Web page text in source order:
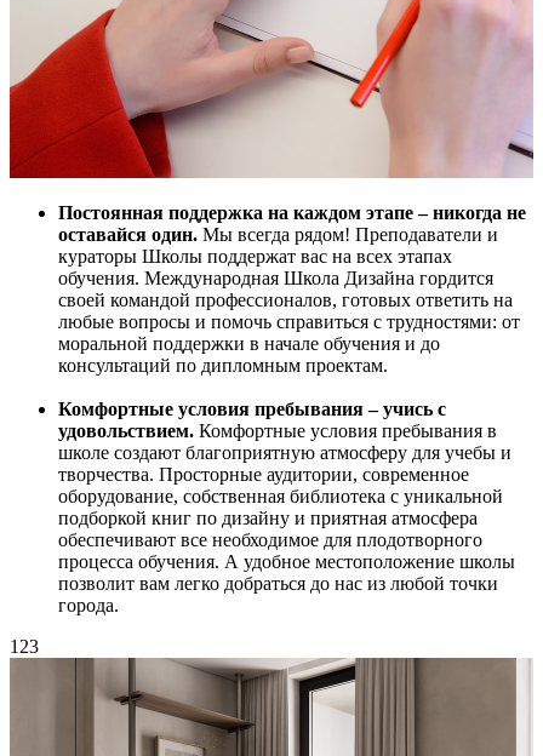
Постоянная поддержка на каждом этапе – никогда не
оставайся один. Мы всегда рядом! Преподаватели и
кураторы Школы поддержат вас на всех этапах
обучения. Международная Школа Дизайна гордится
своей командой профессионалов, готовых ответить на
любые вопросы и помочь справиться с трудностями: от
моральной поддержки в начале обучения и до
консультаций по дипломным проектам.
Комфортные условия пребывания – учись с
удовольствием. Комфортные условия пребывания в
школе создают благоприятную атмосферу для учебы и
творчества. Просторные аудитории, современное
оборудование, собственная библиотека с уникальной
подборкой книг по дизайну и приятная атмосфера
обеспечивают все необходимое для плодотворного
процесса обучения. А удобное местоположение школы
позволит вам легко добраться до нас из любой точки
города.
1 23